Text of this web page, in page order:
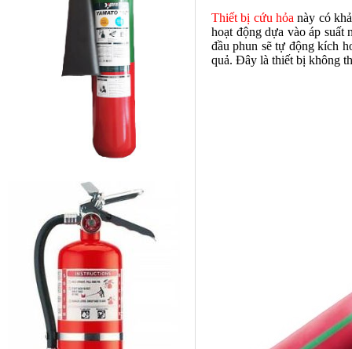
Thiết bị cứu hỏa này có
hoạt động dựa vào áp
đầu phun sẽ tự động kích
quả. Đây là thiết bị không